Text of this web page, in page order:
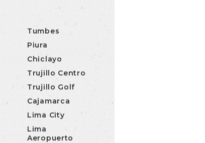
Tumbes
Piura
Chiclayo
Trujillo Centro
Trujillo Golf
Cajamarca
Lima City
Lima
Aeropuerto